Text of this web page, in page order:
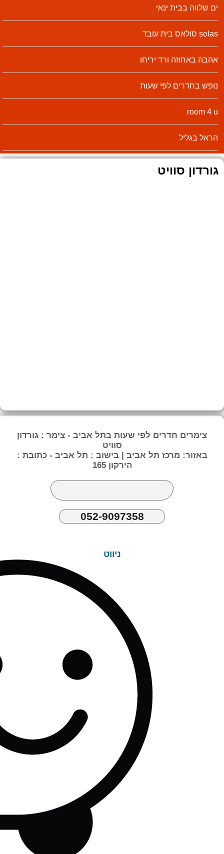
ים שלווה בבית ינאי
solas סולאס בית עובד
אהבה באחוזה ורד יריחו
נופש בחדרים לפי שעות
room 4 u
הראל בגליל
גורדון סוויט
צימרים חדרים לפי שעות בתל אביב - צימר : גורדון
סוויט
באזור: מרכז תל אביב | בישוב : תל אביב - כתובת :
הירקון 165
052-9097358
ניווט